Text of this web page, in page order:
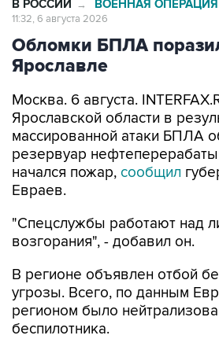
В РОССИИ → ВОЕННАЯ
11:32, 6 августа 2026
Обломки БПЛА
Ярославле
Москва. 6 августа.
Ярославской области в
массированной атаки БПЛА
резервуар
начался пожар, сообщил
Евраев.
"Спецслужбы работают над
возгорания", - добавил он.
В регионе объявлен отбой
угрозы. Всего, по данным
регионом было
беспилотника.